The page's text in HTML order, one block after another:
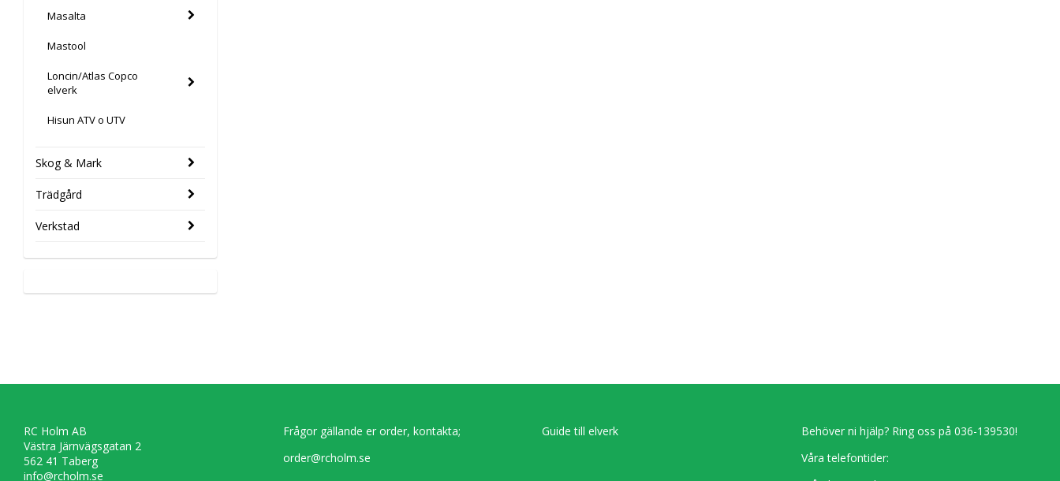
Masalta
Mastool
Loncin/Atlas Copco
elverk
Hisun ATV o UTV
Skog & Mark
Trädgård
Verkstad
RC Holm AB
Västra Järnvägsgatan 2
562 41 Taberg
info@rcholm.se
Frågor gällande er order, kontakta;
order@rcholm.se
Guide till elverk
Behöver ni hjälp? Ring oss på 036-139530!
Våra telefontider: